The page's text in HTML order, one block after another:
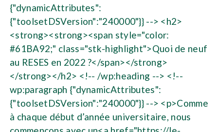
{"dynamicAttributes":
{"toolsetDSVersion":"240000"}} --> <h2>
<strong><strong><span style="color:
#61BA92;" class="stk-highlight">Quoi de neuf
au RESES en 2022 ?</span></strong>
</strong></h2> <!-- /wp:heading --> <!--
wp:paragraph {"dynamicAttributes":
{"toolsetDSVersion":"240000"}} --> <p>Comme
à chaque début d’année universitaire, nous